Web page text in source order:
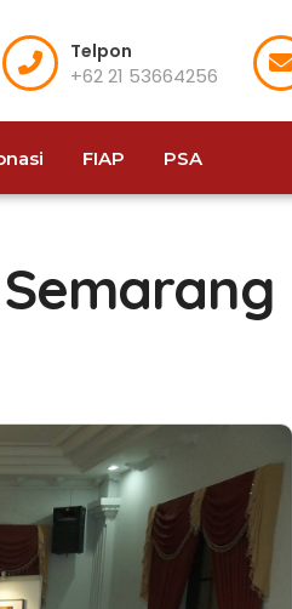
Telpon
+62 21 53664256
FIAP PSA